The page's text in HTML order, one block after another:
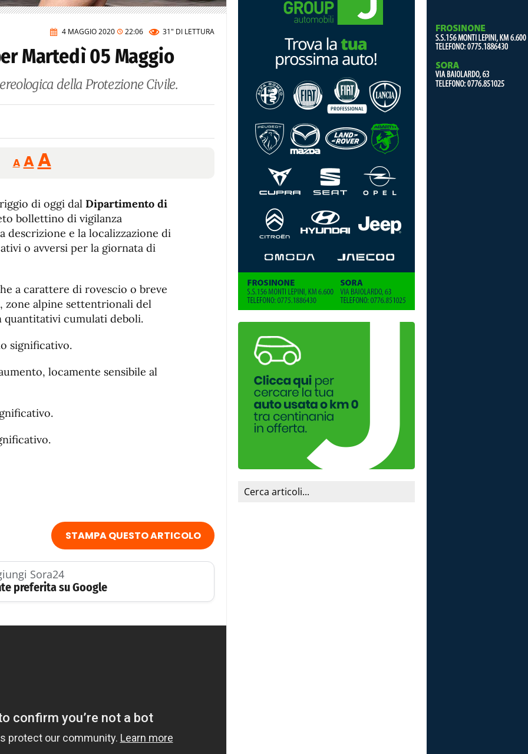
4 MAGGIO 2020 22:06 31" DI LETTURA
Martedì 05 Maggio
della Protezione Civile.
A
Reducir
tamaño
A Restablecer
tamaño
de
fuente
AAumentar
de
fuente.
di oggi dal Dipartimento di
bollettino di vigilanza
descrizione e la localizzazione di
o avversi per la giornata di
a carattere di rovescio o breve
zone alpine settentrionali del
quantitativi cumulati deboli.
significativo.
locamente sensibile al
STAMPA QUESTO ARTICOLO
Sora24
preferita su Google